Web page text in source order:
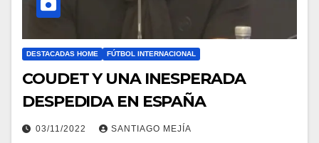
DESTACADAS HOME FÚTBOL INTERNACIONAL
COUDET Y UNA INESPERADA
DESPEDIDA EN ESPAÑA
03/11/2022 SANTIAGO MEJÍA